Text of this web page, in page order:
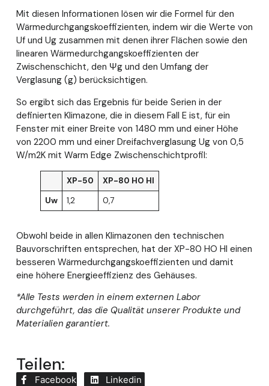
Mit diesen Informationen lösen wir die Formel für den
Wärmedurchgangskoeffizienten, indem wir die Werte von
Uf und Ug zusammen mit denen ihrer Flächen sowie den
linearen Wärmedurchgangskoeffizienten der
Zwischenschicht, den Ψg und den Umfang der
Verglasung (g) berücksichtigen.
So ergibt sich das Ergebnis für beide Serien in der
definierten Klimazone, die in diesem Fall E ist, für ein
Fenster mit einer Breite von 1480 mm und einer Höhe
von 2200 mm und einer Dreifachverglasung Ug von 0,5
W/m2K mit Warm Edge Zwischenschichtprofil:
XP-50
XP-80 HO HI
Uw
1,2 0,7
Obwohl beide in allen Klimazonen den technischen
Bauvorschriften entsprechen, hat der XP-80 HO HI einen
besseren Wärmedurchgangskoeffizienten und damit
eine höhere Energieeffizienz des Gehäuses.
*Alle Tests werden in einem externen Labor
durchgeführt, das die Qualität unserer Produkte und
Materialien garantiert.
Teilen:
Facebook Linkedin